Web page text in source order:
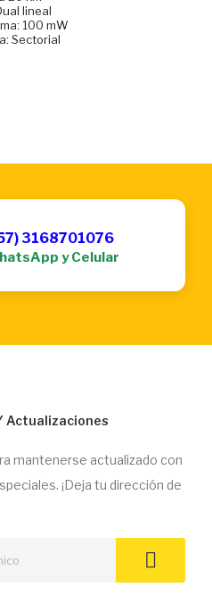
lineal
100 mW
Sectorial
3168701076
y Celular
Actualizaciones
mantenerse actualizado con
¡Deja tu dirección de